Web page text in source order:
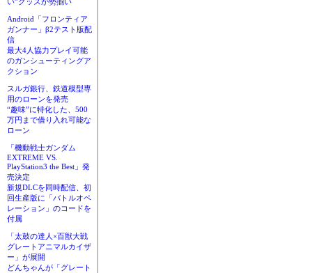
Android「フロンティア
ガンナー」β2テスト版配
信
最大4人協力プレイ可能
のガンシューティングア
クション
スルガ銀行、鉄道模型専
用のローンを発売
“趣味”に特化した、500
万円まで借り入れ可能な
ローン
「機動戦士ガンダム
EXTREME VS.
PlayStation3 the Best」発
売決定
新規DLCを同時配信、初
回生産版に「バトルオペ
レーション」のコードを
付属
「太鼓の達人×百獣大戦
グレートアニマルカイザ
ー」が展開
どんちゃんが「グレート